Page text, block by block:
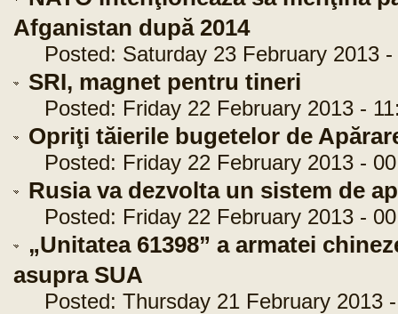
Afganistan după 2014
Posted: Saturday 23 February 2013 -
SRI, magnet pentru tineri
Posted: Friday 22 February 2013 -
Opriţi tăierile bugetelor de
Posted: Friday 22 February 2013 -
Rusia va dezvolta un sistem de
Posted: Friday 22 February 2013 -
„Unitatea 61398” a armatei
asupra SUA
Posted: Thursday 21 February 2013